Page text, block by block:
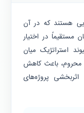
هستند که در آن
مستقیماً در اختیار
استراتژیک میان
محروم، باعث کاهش
پروژه‌های